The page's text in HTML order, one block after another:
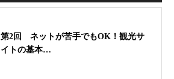
第2回 ネットが苦手でもOK！観光サ
イトの基本…